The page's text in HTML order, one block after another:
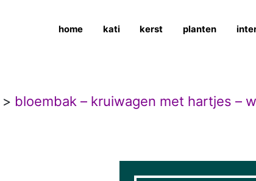
home kati kerst planten
> bloembak – kruiwagen met hartjes –